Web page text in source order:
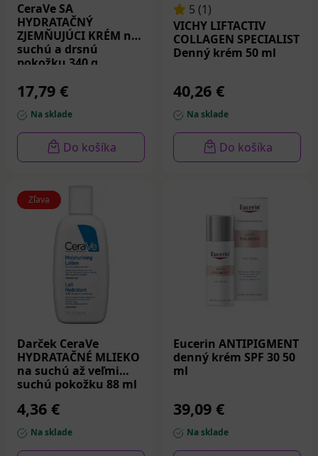
CeraVe SA
HYDRATAČNÝ
ZJEMŇUJÚCI KRÉM na
suchú a drsnú
pokožku 340 g
17,79 €
Na sklade
Do košíka
5 (1)
VICHY LIFTACTIV
COLLAGEN SPECIALIST
Denný krém 50 ml
40,26 €
Na sklade
Do košíka
Zľava
Darček CeraVe
HYDRATAČNÉ MLIEKO
na suchú až veľmi
suchú pokožku 88 ml
4,36 €
Na sklade
Eucerin ANTIPIGMENT
denný krém SPF 30 50
ml
39,09 €
Na sklade